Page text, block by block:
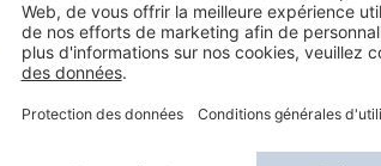
pas seule ! s'utilise avec le